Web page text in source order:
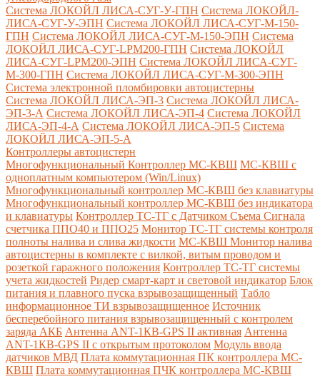
Система ЛОКОЙЛ ЛИСА-СУГ-У-ГПН Система ЛОКОЙЛ-
ЛИСА-СУГ-У-ЭПН Система ЛОКОЙЛ ЛИСА-СУГ-М-150-
ГПН Система ЛОКОЙЛ ЛИСА-СУГ-М-150-ЭПН Система
ЛОКОЙЛ ЛИСА-СУГ-LPM200-ГПН Система ЛОКОЙЛ
ЛИСА-СУГ-LPM200-ЭПН Система ЛОКОЙЛ ЛИСА-СУГ-
М-300-ГПН Система ЛОКОЙЛ ЛИСА-СУГ-М-300-ЭПН
Система электронной пломбировки автоцистерны
Система ЛОКОЙЛ ЛИСА-ЭП-3 Система ЛОКОЙЛ ЛИСА-
ЭП-3-А Система ЛОКОЙЛ ЛИСА-ЭП-4 Система ЛОКОЙЛ
ЛИСА-ЭП-4-А Система ЛОКОЙЛ ЛИСА-ЭП-5 Система
ЛОКОЙЛ ЛИСА-ЭП-5-А
Контроллеры автоцистерн
Многофункциональный Контроллер МС-КВШ МС-КВШ с
одноплатным компьютером (Win/Linux)
Многофункциональный контроллер МС-КВШ без клавиатуры
Многофункциональный контроллер МС-КВШ без индикатора
и клавиатуры Контроллер ТС-ТГ с Датчиком Съема Сигнала
счетчика ППО40 и ППО25 Монитор ТС-ТГ системы контроля
полноты налива и слива жидкости МС-КВШ Монитор налива
автоцистерны в комплекте с вилкой, витым проводом и
розеткой гаражного положения Контроллер ТС-ТГ системы
учета жидкостей Ридер смарт-карт и световой индикатор Блок
питания и плавного пуска взрывозащищенный Табло
информационное ТИ взрывозащищенное Источник
бесперебойного питания взрывозащищенный с контролем
заряда АКБ Антенна ANT-1КВ-GPS II активная Антенна
ANT-1КВ-GPS II с открытым протоколом Модуль ввода
датчиков МВД Плата коммутационная ПК контроллера МС-
КВШ Плата коммутационная ПЧК контроллера МС-КВШ